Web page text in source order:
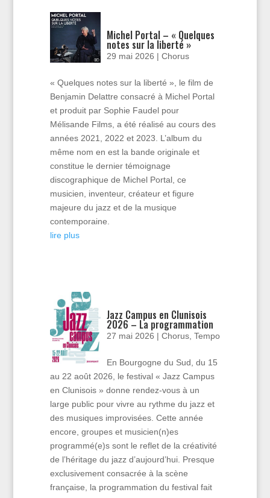
Michel Portal – « Quelques
notes sur la liberté »
29 mai 2026 |Chorus
« Quelques notes sur la liberté », le film de
Benjamin Delattre consacré à Michel Portal
et produit par Sophie Faudel pour
Mélisande Films, a été réalisé au cours des
années 2021, 2022 et 2023. L’album du
même nom en est la bande originale et
constitue le dernier témoignage
discographique de Michel Portal, ce
musicien, inventeur, créateur et figure
majeure du jazz et de la musique
contemporaine.
lire plus
Jazz Campus en Clunisois
2026 – La programmation
27 mai 2026 |Chorus ,Tempo
En Bourgogne du Sud, du 15
au 22 août 2026, le festival « Jazz Campus
en Clunisois » donne rendez-vous à un
large public pour vivre au rythme du jazz et
des musiques improvisées. Cette année
encore, groupes et musicien(n)es
programmé(e)s sont le reflet de la créativité
de l’héritage du jazz d’aujourd’hui. Presque
exclusivement consacrée à la scène
française, la programmation du festival fait